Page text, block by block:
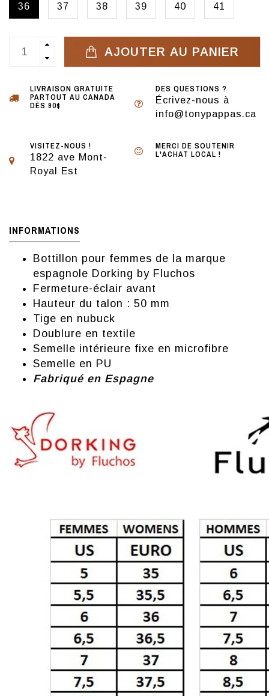
36 37 38 39 40 41
AJOUTER AU PANIER
LIVRAISON GRATUITE
PARTOUT AU CANADA
DÈS 90$
DES QUESTIONS ?
Écrivez-nous à
info@tonypappas.ca
VISITEZ-NOUS !
1822 ave Mont-
Royal Est
MERCI DE SOUTENIR
L'ACHAT LOCAL !
INFORMATIONS
Bottillon pour femmes de la marque
espagnole Dorking by Fluchos
Fermeture-éclair avant
Hauteur du talon : 50 mm
Tige en nubuck
Doublure en textile
Semelle intérieure fixe en microfibre
Semelle en PU
Fabriqué en Espagne